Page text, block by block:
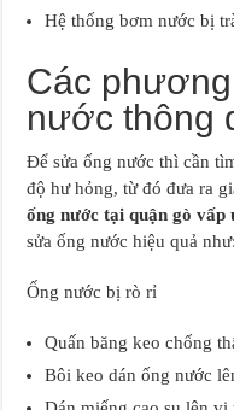
Hệ thống bơm nước bị
Các
nước thông
Để sửa ống nước thì cần
độ hư hỏng, từ đó đưa ra
ống nước tại quận gò vấp
sửa ống nước hiệu quả như:
Ống nước bị rò rỉ
Quấn băng keo chống
Bôi keo dán ống nước